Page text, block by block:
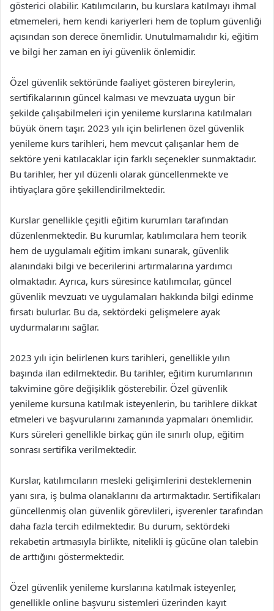
gösterici olabilir. Katılımcıların, bu kurslara katılmayı ihmal
etmemeleri, hem kendi kariyerleri hem de toplum güvenliği
açısından son derece önemlidir. Unutulmamalıdır ki, eğitim
ve bilgi her zaman en iyi güvenlik önlemidir.
Özel güvenlik sektöründe faaliyet gösteren bireylerin,
sertifikalarının güncel kalması ve mevzuata uygun bir
şekilde çalışabilmeleri için yenileme kurslarına katılmaları
büyük önem taşır. 2023 yılı için belirlenen özel güvenlik
yenileme kurs tarihleri, hem mevcut çalışanlar hem de
sektöre yeni katılacaklar için farklı seçenekler sunmaktadır.
Bu tarihler, her yıl düzenli olarak güncellenmekte ve
ihtiyaçlara göre şekillendirilmektedir.
Kurslar genellikle çeşitli eğitim kurumları tarafından
düzenlenmektedir. Bu kurumlar, katılımcılara hem teorik
hem de uygulamalı eğitim imkanı sunarak, güvenlik
alanındaki bilgi ve becerilerini artırmalarına yardımcı
olmaktadır. Ayrıca, kurs süresince katılımcılar, güncel
güvenlik mevzuatı ve uygulamaları hakkında bilgi edinme
fırsatı bulurlar. Bu da, sektördeki gelişmelere ayak
uydurmalarını sağlar.
2023 yılı için belirlenen kurs tarihleri, genellikle yılın
başında ilan edilmektedir. Bu tarihler, eğitim kurumlarının
takvimine göre değişiklik gösterebilir. Özel güvenlik
yenileme kursuna katılmak isteyenlerin, bu tarihlere dikkat
etmeleri ve başvurularını zamanında yapmaları önemlidir.
Kurs süreleri genellikle birkaç gün ile sınırlı olup, eğitim
sonrası sertifika verilmektedir.
Kurslar, katılımcıların mesleki gelişimlerini desteklemenin
yanı sıra, iş bulma olanaklarını da artırmaktadır. Sertifikaları
güncellenmiş olan güvenlik görevlileri, işverenler tarafından
daha fazla tercih edilmektedir. Bu durum, sektördeki
rekabetin artmasıyla birlikte, nitelikli iş gücüne olan talebin
de arttığını göstermektedir.
Özel güvenlik yenileme kurslarına katılmak isteyenler,
genellikle online başvuru sistemleri üzerinden kayıt